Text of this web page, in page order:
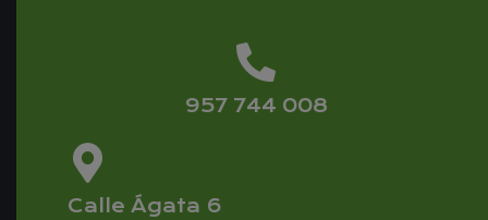
957 744 008
Calle Ágata 6